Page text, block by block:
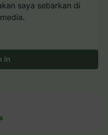
saya sebarkan di
In